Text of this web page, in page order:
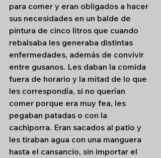
para comer y eran obligados a hacer
sus necesidades en un balde de
pintura de cinco litros que cuando
rebalsaba les generaba distintas
enfermedades, además de convivir
entre gusanos. Les daban la comida
fuera de horario y la mitad de lo que
les correspondía, si no querían
comer porque era muy fea, les
pegaban patadas o con la
cachiporra. Eran sacados al patio y
les tiraban agua con una manguera
hasta el cansancio, sin importar el